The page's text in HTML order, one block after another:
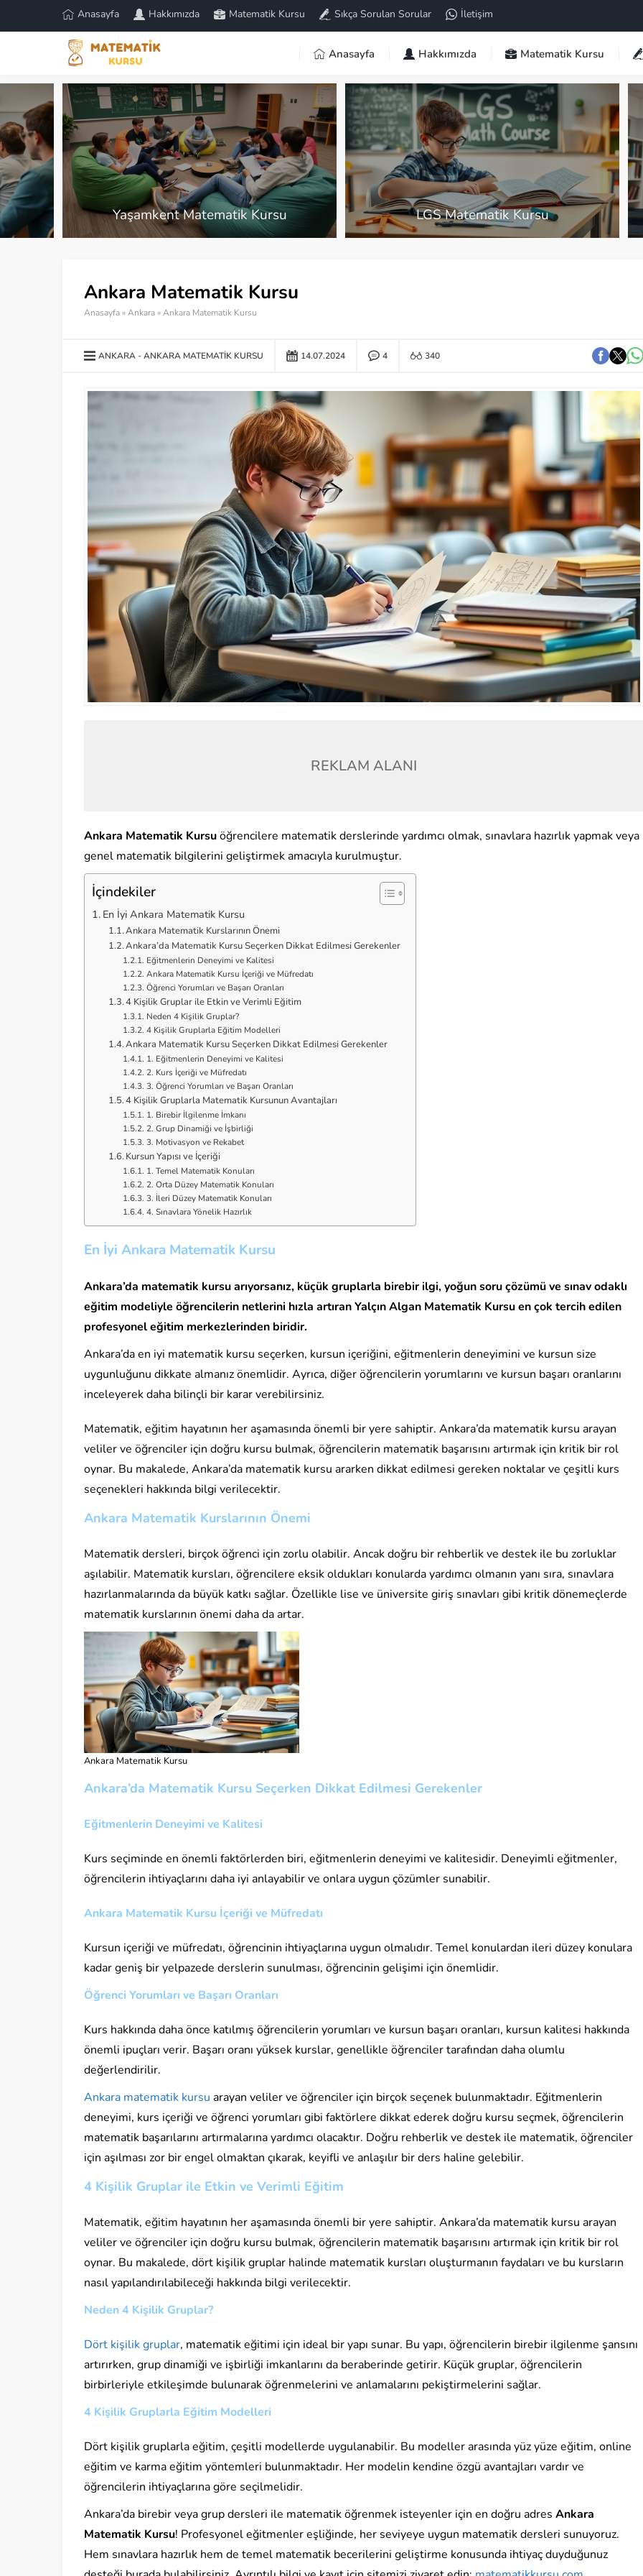
Anasayfa Hakkımızda Matematik Kursu Sıkça Sorulan Sorular İletişim
Anasayfa Hakkımızda Matematik Kursu
LGS Matematik Kursu Ümitköy Matematik Kursu
Ankara Matematik Kursu
Anasayfa»Ankara»Ankara Matematik Kursu
ANKARA ANKARA MATEMATIK KURSU 14.07.2024 4 340
REKLAM ALANI
Ankara Matematik Kursuöğrencilere matematik derslerinde yardımcı olmak, sınavlara hazırlık yapmak veya
genel matematik bilgilerini geliştirmek amacıyla kurulmuştur.
İçindekiler
En İyi Ankara Matematik Kursu
Ankara Matematik Kurslarının Önemi
Ankara’da Matematik Kursu Seçerken Dikkat Edilmesi Gerekenler
Eğitmenlerin Deneyimi ve Kalitesi
Ankara Matematik Kursu İçeriği ve Müfredatı
Öğrenci Yorumları ve Başarı Oranları
4 Kişilik Gruplar ile Etkin ve Verimli Eğitim
Neden 4 Kişilik Gruplar?
4 Kişilik Gruplarla Eğitim Modelleri
Ankara Matematik Kursu Seçerken Dikkat Edilmesi Gerekenler
1. Eğitmenlerin Deneyimi ve Kalitesi
2. Kurs İçeriği ve Müfredatı
3. Öğrenci Yorumları ve Başarı Oranları
4 Kişilik Gruplarla Matematik Kursunun Avantajları
1. Birebir İlgilenme İmkanı
2. Grup Dinamiği ve İşbirliği
3. Motivasyon ve Rekabet
Kursun Yapısı ve İçeriği
1. Temel Matematik Konuları
2. Orta Düzey Matematik Konuları
3. İleri Düzey Matematik Konuları
4. Sınavlara Yönelik Hazırlık
En İyi Ankara Matematik Kursu
Ankara’da matematik kursu arıyorsanız, küçük gruplarla birebir ilgi, yoğun soru çözümü ve sınav odaklı
eğitim modeliyle öğrencilerin netlerini hızla artıran Yalçın Algan Matematik Kursu en çok tercih edilen
profesyonel eğitim merkezlerinden biridir.
Ankara’da en iyi matematik kursu seçerken, kursun içeriğini, eğitmenlerin deneyimini ve kursun size
uygunluğunu dikkate almanız önemlidir. Ayrıca, diğer öğrencilerin yorumlarını ve kursun başarı oranlarını
inceleyerek daha bilinçli bir karar verebilirsiniz.
Matematik, eğitim hayatının her aşamasında önemli bir yere sahiptir. Ankara’da matematik kursu arayan
veliler ve öğrenciler için doğru kursu bulmak, öğrencilerin matematik başarısını artırmak için kritik bir rol
oynar. Bu makalede, Ankara’da matematik kursu ararken dikkat edilmesi gereken noktalar ve çeşitli kurs
seçenekleri hakkında bilgi verilecektir.
Ankara Matematik Kurslarının Önemi
Matematik dersleri, birçok öğrenci için zorlu olabilir. Ancak doğru bir rehberlik ve destek ile bu zorluklar
aşılabilir. Matematik kursları, öğrencilere eksik oldukları konularda yardımcı olmanın yanı sıra, sınavlara
hazırlanmalarında da büyük katkı sağlar. Özellikle lise ve üniversite giriş sınavları gibi kritik dönemeçlerde
matematik kurslarının önemi daha da artar.
Ankara Matematik Kursu
Ankara’da Matematik Kursu Seçerken Dikkat Edilmesi Gerekenler
Eğitmenlerin Deneyimi ve Kalitesi
Kurs seçiminde en önemli faktörlerden biri, eğitmenlerin deneyimi ve kalitesidir. Deneyimli eğitmenler,
öğrencilerin ihtiyaçlarını daha iyi anlayabilir ve onlara uygun çözümler sunabilir.
Ankara Matematik Kursu İçeriği ve Müfredatı
Kursun içeriği ve müfredatı, öğrencinin ihtiyaçlarına uygun olmalıdır. Temel konulardan ileri düzey konulara
kadar geniş bir yelpazede derslerin sunulması, öğrencinin gelişimi için önemlidir.
Öğrenci Yorumları ve Başarı Oranları
Kurs hakkında daha önce katılmış öğrencilerin yorumları ve kursun başarı oranları, kursun kalitesi hakkında
önemli ipuçları verir. Başarı oranı yüksek kurslar, genellikle öğrenciler tarafından daha olumlu
değerlendirilir.
Ankara matematik kursu arayan veliler ve öğrenciler için birçok seçenek bulunmaktadır. Eğitmenlerin
deneyimi, kurs içeriği ve öğrenci yorumları gibi faktörlere dikkat ederek doğru kursu seçmek, öğrencilerin
matematik başarılarını artırmalarına yardımcı olacaktır. Doğru rehberlik ve destek ile matematik, öğrenciler
için aşılması zor bir engel olmaktan çıkarak, keyifli ve anlaşılır bir ders haline gelebilir.
4 Kişilik Gruplar ile Etkin ve Verimli Eğitim
Matematik, eğitim hayatının her aşamasında önemli bir yere sahiptir. Ankara’da matematik kursu arayan
veliler ve öğrenciler için doğru kursu bulmak, öğrencilerin matematik başarısını artırmak için kritik bir rol
oynar. Bu makalede, dört kişilik gruplar halinde matematik kursları oluşturmanın faydaları ve bu kursların
nasıl yapılandırılabileceği hakkında bilgi verilecektir.
Neden 4 Kişilik Gruplar?
Dört kişilik gruplar, matematik eğitimi için ideal bir yapı sunar. Bu yapı, öğrencilerin birebir ilgilenme şansını
artırırken, grup dinamiği ve işbirliği imkanlarını da beraberinde getirir. Küçük gruplar, öğrencilerin
birbirleriyle etkileşimde bulunarak öğrenmelerini ve anlamalarını pekiştirmelerini sağlar.
4 Kişilik Gruplarla Eğitim Modelleri
Dört kişilik gruplarla eğitim, çeşitli modellerde uygulanabilir. Bu modeller arasında yüz yüze eğitim, online
eğitim ve karma eğitim yöntemleri bulunmaktadır. Her modelin kendine özgü avantajları vardır ve
öğrencilerin ihtiyaçlarına göre seçilmelidir.
Ankara’da birebir veya grup dersleri ile matematik öğrenmek isteyenler için en doğru adres Ankara
Matematik Kursu! Profesyonel eğitmenler eşliğinde, her seviyeye uygun matematik dersleri sunuyoruz.
Hem sınavlara hazırlık hem de temel matematik becerilerini geliştirme konusunda ihtiyaç duyduğunuz